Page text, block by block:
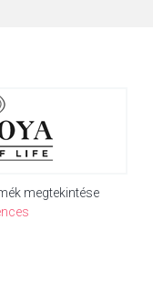
megtekintése